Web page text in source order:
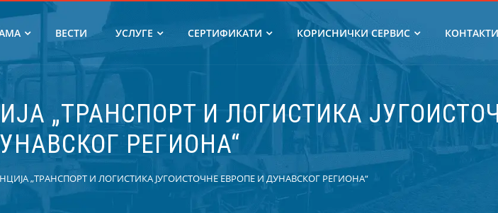
ВЕСТИ УСЛУГЕ СЕРТИФИКАТИ КОРИСНИЧКИ СЕРВИС КОНТАКТИ
„ТРАНСПОРТ И ЛОГИСТИКА
РЕГИОНА“
„ТРАНСПОРТ И ЛОГИСТИКА ЈУГОИСТОЧНЕ ЕВРОПЕ И ДУНАВСКОГ РЕГИОНА“